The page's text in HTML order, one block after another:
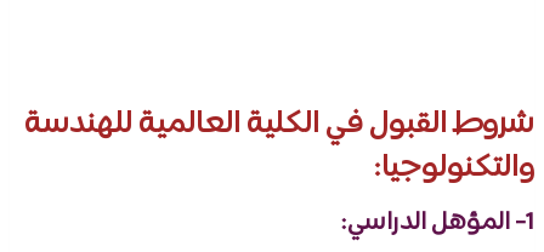
شروط القبول في الكلية العالمية للهندسة
والتكنولوجيا:
1- المؤهل الدراسي: